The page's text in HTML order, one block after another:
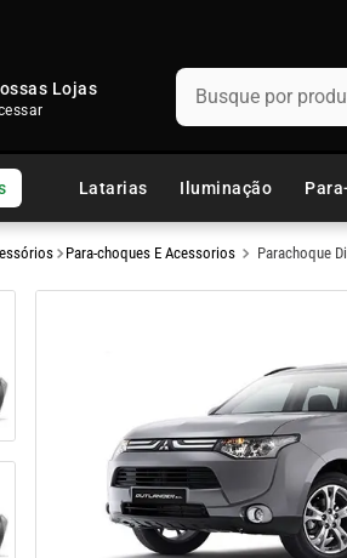
Lojas Busque por produto,
Latarias Iluminação
Para-choques E Acessorios Parachoque
TERMOS MAIS BUSCADOS
1º
fusca
2º
capo
7º
assoalho
8º
uno
9º
paralama